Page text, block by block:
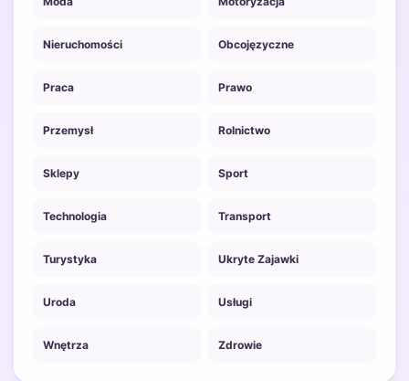
Nieruchomości Obcojęzyczne
Praca Prawo
Przemysł Rolnictwo
Sklepy Sport
Technologia Transport
Turystyka Ukryte Zajawki
Uroda Usługi
Wnętrza Zdrowie